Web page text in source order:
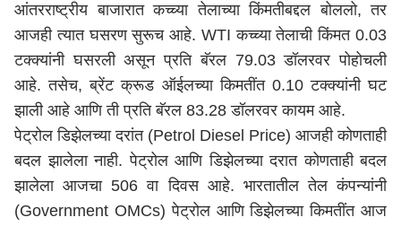
आंतरराष्ट्रीय बाजारात कच्च्या तेलाच्या किंमतीबद्दल बोललो, तर
आजही त्यात घसरण सुरूच आहे. WTI कच्च्या तेलाची किंमत 0.03
टक्क्यांनी घसरली असून प्रति बॅरल 79.03 डॉलरवर पोहोचली
आहे. तसेच, ब्रेंट क्रूड ऑईलच्या किमतींत 0.10 टक्क्यांनी घट
झाली आहे आणि ती प्रति बॅरल 83.28 डॉलरवर कायम आहे.
पेट्रोल डिझेलच्या दरांत (Petrol Diesel Price) आजही कोणताही
बदल झालेला नाही. पेट्रोल आणि डिझेलच्या दरात कोणताही बदल
झालेला आजचा 506 वा दिवस आहे. भारतातील तेल कंपन्यांनी
(Government OMCs) पेट्रोल आणि डिझेलच्या किमतींत आज